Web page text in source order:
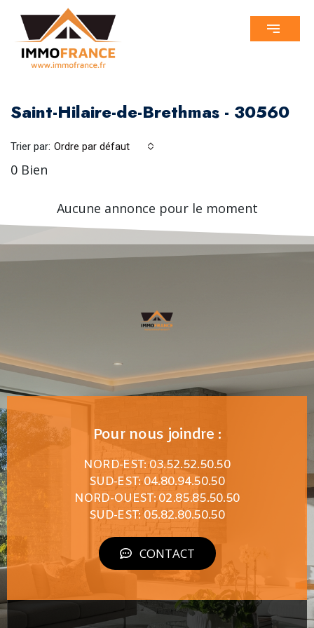
Saint-Hilaire-de-Brethmas - 30560
0 Bien
Trier par: Ordre par défaut
Aucune annonce pour le moment
Pour nous joindre :
NORD-EST: 03.52.52.50.50
SUD-EST: 04.80.94.50.50
NORD-OUEST: 02.85.85.50.50
SUD-EST: 05.82.80.50.50
CONTACT